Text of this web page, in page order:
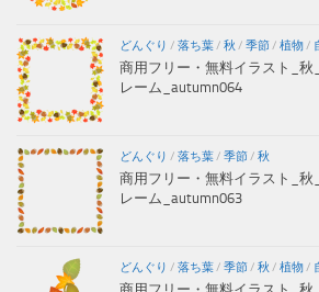
どんぐり / 落ち葉/ 秋 / 季節/ 植物/
商用フリー・無料イラスト_秋
レーム_autumn064
どんぐり / 落ち葉/ 季節/ 秋
商用フリー・無料イラスト_秋
レーム_autumn063
どんぐり / 落ち葉/ 季節/ 秋 / 植物/